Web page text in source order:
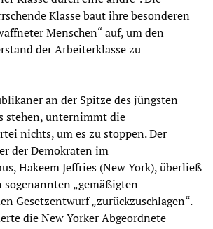
Klasse baut ihre besonderen
Menschen“ auf, um den
der Arbeiterklasse zu
an der Spitze des jüngsten
stehen, unternimmt die
nichts, um es zu stoppen. Der
der Demokraten im
Hakeem Jeffries (New York), überließ
sogenannten „gemäßigten
Gesetzentwurf „zurückzuschlagen“.
die New Yorker Abgeordnete